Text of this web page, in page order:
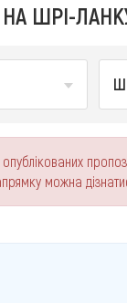
НА ШРІ-
можна